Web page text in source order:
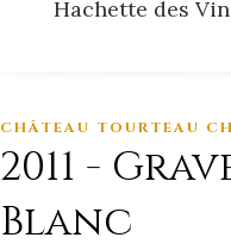
Hachette des
CHÂTEAU TOURTEAU
2011 -
Blanc